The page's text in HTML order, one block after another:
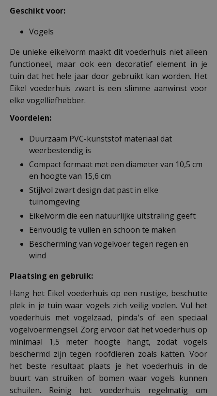
Geschikt voor:
Vogels
De unieke eikelvorm maakt dit voederhuis niet alleen
functioneel, maar ook een decoratief element in je
tuin dat het hele jaar door gebruikt kan worden. Het
Eikel voederhuis zwart is een slimme aanwinst voor
elke vogelliefhebber.
Voordelen:
Duurzaam PVC-kunststof materiaal dat
weerbestendig is
Compact formaat met een diameter van 10,5 cm
en hoogte van 15,6 cm
Stijlvol zwart design dat past in elke
tuinomgeving
Eikelvorm die een natuurlijke uitstraling geeft
Eenvoudig te vullen en schoon te maken
Bescherming van vogelvoer tegen regen en
wind
Plaatsing en gebruik:
Hang het Eikel voederhuis op een rustige, beschutte
plek in je tuin waar vogels zich veilig voelen. Vul het
voederhuis met vogelzaad, pinda's of een speciaal
vogelvoermengsel. Zorg ervoor dat het voederhuis op
minimaal 1,5 meter hoogte hangt, zodat vogels
beschermd zijn tegen roofdieren zoals katten. Voor
het beste resultaat plaats je het voederhuis in de
buurt van struiken of bomen waar vogels kunnen
schuilen. Reinig het voederhuis regelmatig om